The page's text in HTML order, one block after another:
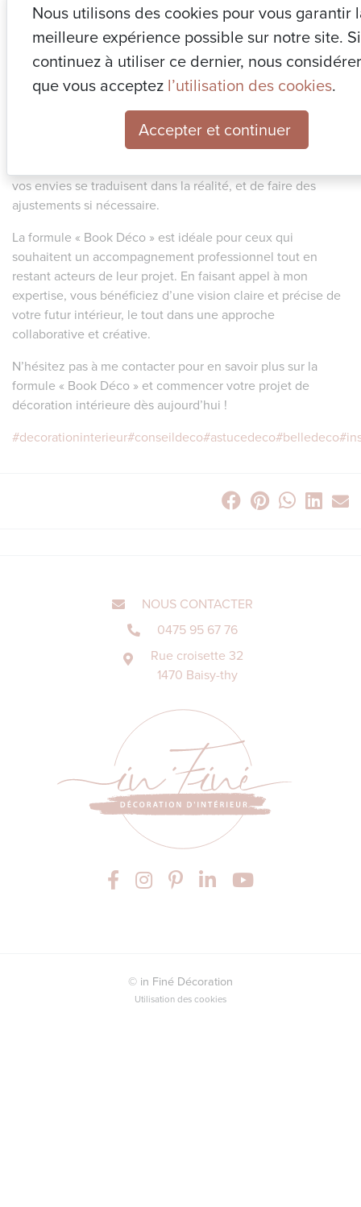
projection dans votre nouvel espace. Le moodboard, quant
à lui, rassemble des inspirations, des couleurs et des
textures pour donner vie à l’ambiance désirée.
Présentation du projet : votre intérieur réinventé 🌟
Une fois le projet finalisé, je vous présente le résultat. Vous
pourrez découvrir votre espace réinventé à travers les plans
3D détaillés et le moodboard inspirant. Cette présentation
vos envies se traduisent dans la réalité, et de faire des
ajustements si nécessaire.
La formule « Book Déco » est idéale pour ceux qui
souhaitent un accompagnement professionnel tout en
restant acteurs de leur projet. En faisant appel à mon
expertise, vous bénéficiez d’une vision claire et précise de
votre futur intérieur, le tout dans une approche
collaborative et créative.
N’hésitez pas à me contacter pour en savoir plus sur la
formule « Book Déco » et commencer votre projet de
décoration intérieure dès aujourd’hui !
#decorationinterieur#conseildeco#astucedeco#belledeco
NOUS CONTACTER
0475 95 67 76
Rue croisette 32
1470 Baisy-thy
© in Finé Décoration
Utilisation des cookies
Nous utilisons des cookies pour vous garantir
meilleure expérience possible sur notre site.
continuez à utiliser ce dernier, nous
que vous acceptez l’utilisation des cookies.
Accepter et continuer